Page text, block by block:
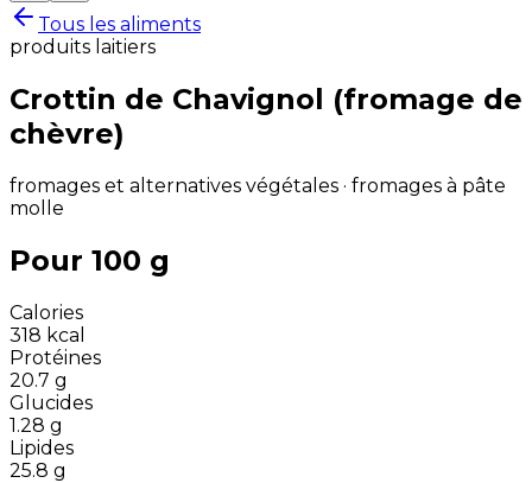
Tous les aliments
produits laitiers
Crottin de Chavignol (fromage de
chèvre)
fromages et alternatives végétales · fromages à pâte
molle
Pour 100 g
Calories
318 kcal
Protéines
20.7 g
Glucides
1.28 g
Lipides
25.8 g